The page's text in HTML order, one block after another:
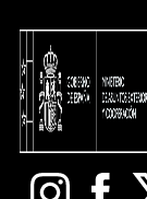
Instagram X